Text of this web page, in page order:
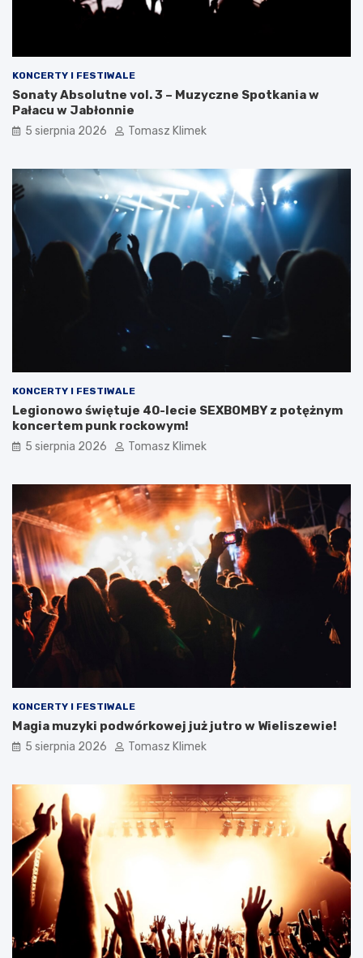
KONCERTY I FESTIWALE
Sonaty Absolutne vol. 3 – Muzyczne Spotkania w
Pałacu w Jabłonnie
5 sierpnia 2026 Tomasz Klimek
KONCERTY I FESTIWALE
Legionowo świętuje 40-lecie SEXBOMBY z potężnym
koncertem punk rockowym!
5 sierpnia 2026 Tomasz Klimek
KONCERTY I FESTIWALE
Magia muzyki podwórkowej już jutro w Wieliszewie!
5 sierpnia 2026 Tomasz Klimek